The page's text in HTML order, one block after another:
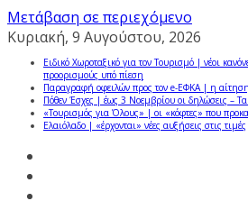
Μετάβαση σε περιεχόμενο
Κυριακή, 9 Αυγούστου, 2026
Ειδικό Χωροταξικό για τον Τουρισμό | νέοι
προορισμούς υπό πίεση
Παραγραφή οφειλών προς τον e-ΕΦΚΑ | η αίτηση
Πόθεν Έσχες | έως 3 Νοεμβρίου οι δηλώσεις –
«Τουρισμός για Όλους» | οι «κόφτες» που
Ελαιόλαδο | «έρχονται» νέες αυξήσεις στις τιμές